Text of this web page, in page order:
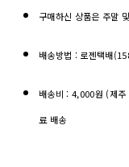
구매하신 상품은 주말
배송방법 : 로젠택배
배송비 : 4,000원 (제
료 배송